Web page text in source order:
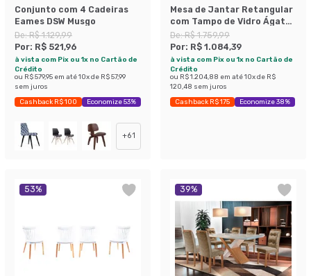
Conjunto com 4 Cadeiras
Eames DSW Musgo
De:R$ 1.129,99
Por: R$ 521,96
à vista com Pix ou 1x no Cartão de
Crédito
ou R$ 579,95 em até10x de R$ 57,99
sem juros
Cashback R$ 100 Economize 53%
+61
Mesa de Jantar Retangular
com Tampo de Vidro Ágata
Cinamomo e Off White 130
cm
De:R$ 1.759,99
Por: R$ 1.084,39
à vista com Pix ou 1x no Cartão de
Crédito
ou R$ 1.204,88 em até10x de R$
120,48 sem juros
Cashback R$ 175 Economize 38%
53% 39%